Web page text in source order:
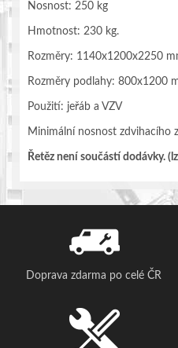
Nosnost: 250 kg
Hmotnost: 230 kg.
Rozměry: 1140x1200x2250
Rozměry podlahy: 800x1200
Použití: jeřáb a VZV
Minimální nosnost zdvihacího
Řetěz není součástí dodávky.
Doprava zdarma po celé ČR